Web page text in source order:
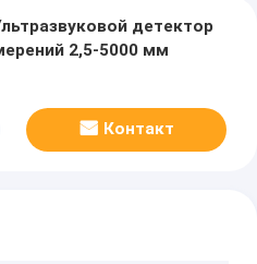
детектор
2,5-5000 мм
Контакт